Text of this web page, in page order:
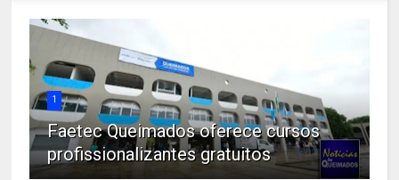
1
Faetec Queimados oferece cursos
profissionalizantes gratuitos